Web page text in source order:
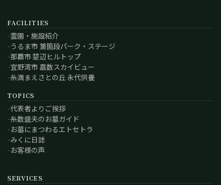
FACILITIES
霊園・施設紹介
うるま市 兼箇段パーク・ステージ
那覇市 楚辺ヒルトップ
宜野湾市 嘉数スカイビュー
糸満まえさとの丘 永代供養
TOPICS
代表者よりご挨拶
糸数盛夫のお墓ガイド
お墓にまつわるエトセトラ
みくに日誌
お客様の声
SERVICES